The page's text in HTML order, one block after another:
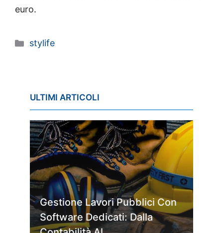
euro.
Categorie
stylife
ULTIMI ARTICOLI
Gestione Lavori Pubblici Con
Software Dedicati: Dalla